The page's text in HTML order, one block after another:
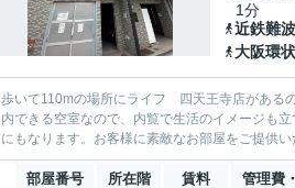
1分
近鉄難
大阪環
歩いて110mの場所にライフ 四天王寺店がある
内できる空室なので、内覧で生活のイメージも
にもなります。お客様に素敵なお部屋をご提供
部屋番号 所在階 賃料 管理費